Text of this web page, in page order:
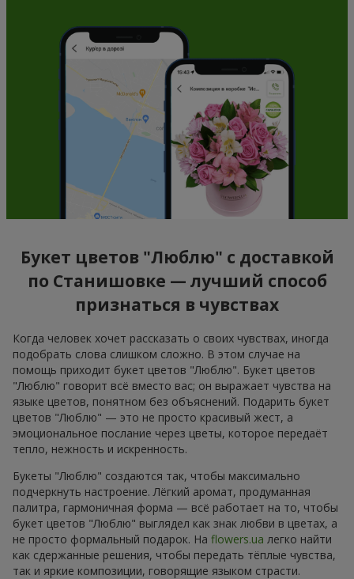
Букет цветов "Люблю" с доставкой
по Станишовке — лучший способ
признаться в чувствах
Когда человек хочет рассказать о своих чувствах, иногда
подобрать слова слишком сложно. В этом случае на
помощь приходит букет цветов "Люблю". Букет цветов
"Люблю" говорит всё вместо вас; он выражает чувства на
языке цветов, понятном без объяснений. Подарить букет
цветов "Люблю" — это не просто красивый жест, а
эмоциональное послание через цветы, которое передаёт
тепло, нежность и искренность.
Букеты "Люблю" создаются так, чтобы максимально
подчеркнуть настроение. Лёгкий аромат, продуманная
палитра, гармоничная форма — всё работает на то, чтобы
букет цветов "Люблю" выглядел как знак любви в цветах, а
не просто формальный подарок. На flowers.ua легко найти
как сдержанные решения, чтобы передать тёплые чувства,
так и яркие композиции, говорящие языком страсти.